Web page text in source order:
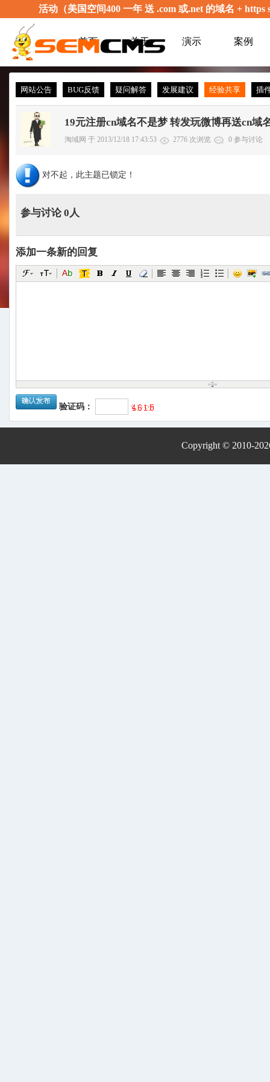
活动（美国空间400 一年 送 .com 或.net 的域名 +
首页 关于 演示 案例
网站公告 BUG反馈 疑问解答 发展建议 经验共享 插
19元注册cn域名不是梦 转发玩微博再送cn域
淘域网 于 2013/12/18 17:43:53 2776 次浏览 0 参与讨论
对不起，此主题已锁定！
参与讨论 0人
添加一条新的回复
验证码：
Copyright © 2010-